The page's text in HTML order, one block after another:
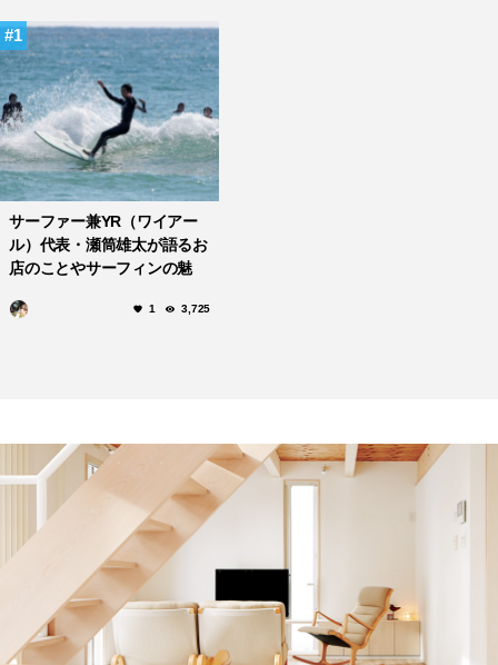
1
サーファー兼YR（ワイアー
ル）代表・瀬筒雄太が語るお
店のことやサーフィンの魅
1 3,725